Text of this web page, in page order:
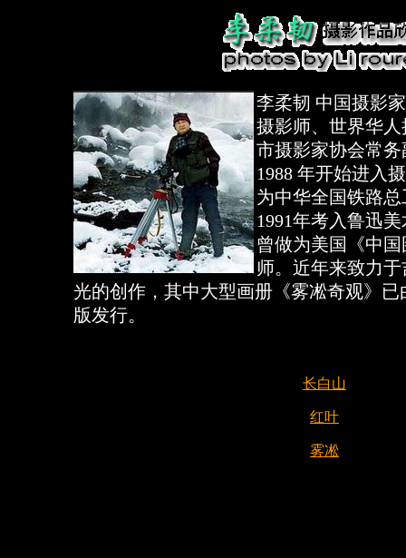
李柔韧 中国摄影
摄影师、世界华
市摄影家协会常
1988 年开始进入
为中华全国铁路
1991年考入鲁迅
曾做为美国《中
师。近年来致力
光的创作，其中大型画册《雾凇奇观》
版发行。
长白山
红叶
雾凇